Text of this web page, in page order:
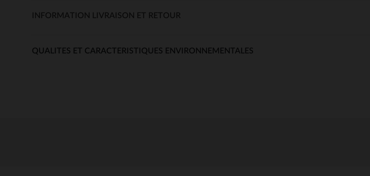
INFORMATION LIVRAISON ET RETOUR
QUALITES ET CARACTERISTIQUES ENVIRONNEMENTALES